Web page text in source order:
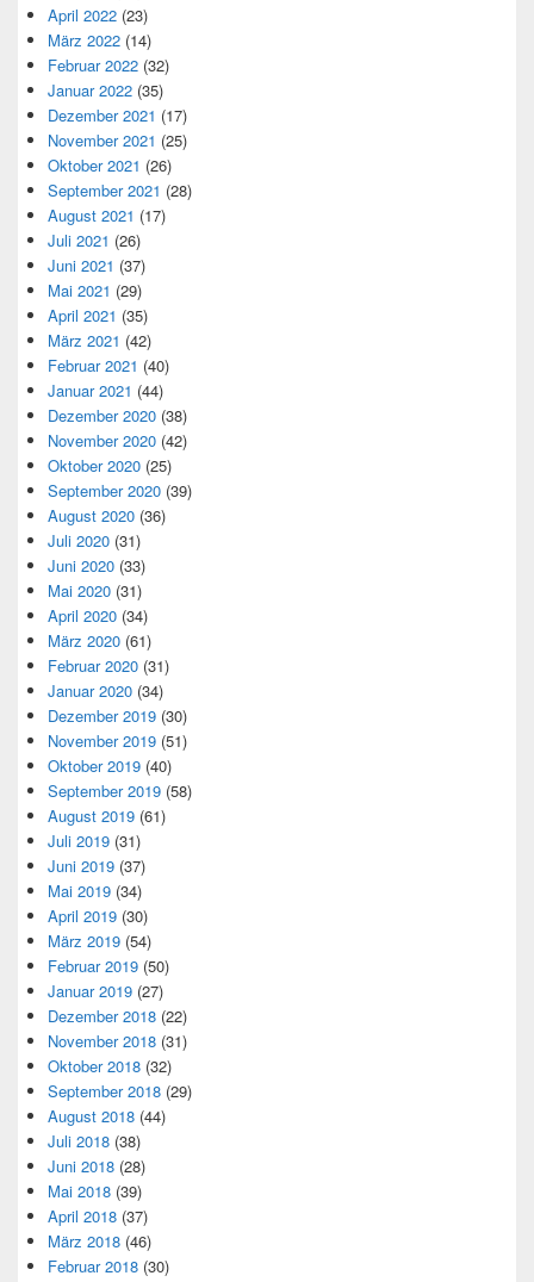
April 2022 (23)
März 2022 (14)
Februar 2022 (32)
Januar 2022 (35)
Dezember 2021 (17)
November 2021 (25)
Oktober 2021 (26)
September 2021 (28)
August 2021 (17)
Juli 2021 (26)
Juni 2021 (37)
Mai 2021 (29)
April 2021 (35)
März 2021 (42)
Februar 2021 (40)
Januar 2021 (44)
Dezember 2020 (38)
November 2020 (42)
Oktober 2020 (25)
September 2020 (39)
August 2020 (36)
Juli 2020 (31)
Juni 2020 (33)
Mai 2020 (31)
April 2020 (34)
März 2020 (61)
Februar 2020 (31)
Januar 2020 (34)
Dezember 2019 (30)
November 2019 (51)
Oktober 2019 (40)
September 2019 (58)
August 2019 (61)
Juli 2019 (31)
Juni 2019 (37)
Mai 2019 (34)
April 2019 (30)
März 2019 (54)
Februar 2019 (50)
Januar 2019 (27)
Dezember 2018 (22)
November 2018 (31)
Oktober 2018 (32)
September 2018 (29)
August 2018 (44)
Juli 2018 (38)
Juni 2018 (28)
Mai 2018 (39)
April 2018 (37)
März 2018 (46)
Februar 2018 (30)